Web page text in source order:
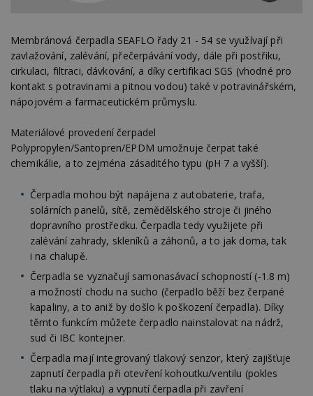
Membránová čerpadla SEAFLO řady 21 - 54 se využívají při
zavlažování, zalévání, přečerpávání vody, dále při postřiku,
cirkulaci, filtraci, dávkování, a díky certifikaci SGS (vhodné pro
kontakt s potravinami a pitnou vodou) také v potravinářském,
nápojovém a farmaceutickém průmyslu.
Materiálové provedení čerpadel
Polypropylen/Santopren/EPDM umožnuje čerpat také
chemikálie, a to zejména zásaditého typu (pH 7 a vyšší).
Čerpadla mohou být napájena z autobaterie, trafa,
solárních panelů, sítě, zemědělského stroje či jiného
dopravního prostředku. Čerpadla tedy využijete při
zalévání zahrady, skleníků a záhonů, a to jak doma, tak
i na chalupě.
Čerpadla se vyznačují samonasávací schopností (-1.8 m)
a možností chodu na sucho (čerpadlo běží bez čerpané
kapaliny, a to aniž by došlo k poškození čerpadla). Díky
těmto funkcím můžete čerpadlo nainstalovat na nádrž,
sud či IBC kontejner.
Čerpadla mají integrovaný tlakový senzor, který zajišťuje
zapnutí čerpadla při otevření kohoutku/ventilu (pokles
tlaku na výtlaku) a vypnutí čerpadla při zavření